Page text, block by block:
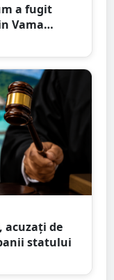
a fugit
Vama
în cele mai
acuzați de
statului